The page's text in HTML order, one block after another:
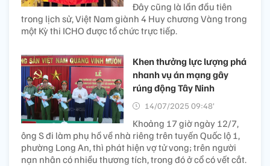
Đây cũng là lần đầu tiên
trong lịch sử, Việt Nam giành 4 Huy chương Vàng trong
một Kỳ thi ICHO được tổ chức trực tiếp.
Khen thưởng lực lượng phá
nhanh vụ án mạng gây
rúng động Tây Ninh
14/07/2025 09:48’
Khoảng 17 giờ ngày 12/7,
ông S đi làm phụ hồ về nhà riêng trên tuyến Quốc lộ 1,
phường Long An, thì phát hiện vợ tử vong; trên người
nạn nhân có nhiều thương tích, trong đó ở cổ có vết cắt.